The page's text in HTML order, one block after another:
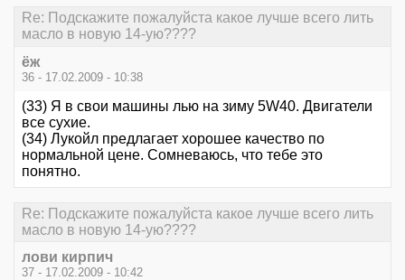
Re: Подскажите пожалуйста какое лучше всего лить
масло в новую 14-ую????
ёж
36 - 17.02.2009 - 10:38
(33) Я в свои машины лью на зиму 5W40. Двигатели
все сухие.
(34) Лукойл предлагает хорошее качество по
нормальной цене. Сомневаюсь, что тебе это
понятно.
Re: Подскажите пожалуйста какое лучше всего лить
масло в новую 14-ую????
лови кирпич
37 - 17.02.2009 - 10:42